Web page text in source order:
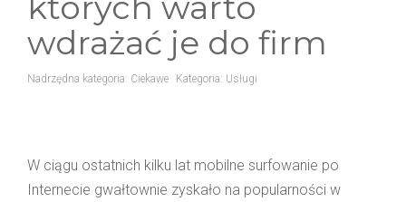
wdrażać je do firm
Nadrzędna kategoria: Ciekawe Kategoria: Usługi
W ciągu ostatnich kilku lat mobilne surfowanie po
Internecie gwałtownie zyskało na popularności w